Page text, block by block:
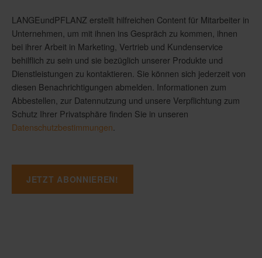
LANGEundPFLANZ erstellt hilfreichen Content für Mitarbeiter in
Unternehmen, um mit ihnen ins Gespräch zu kommen, ihnen
bei ihrer Arbeit in Marketing, Vertrieb und Kundenservice
behilflich zu sein und sie bezüglich unserer Produkte und
Dienstleistungen zu kontaktieren. Sie können sich jederzeit von
diesen Benachrichtigungen abmelden. Informationen zum
Abbestellen, zur Datennutzung und unsere Verpflichtung zum
Schutz Ihrer Privatsphäre finden Sie in unseren
Datenschutzbestimmungen.